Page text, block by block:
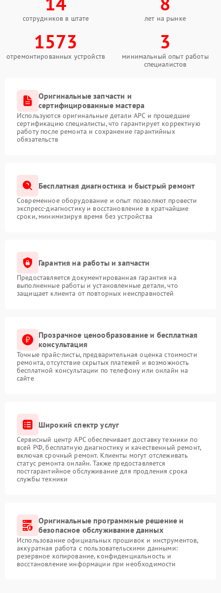
сотрудников в штате лет на рынке
1573
отремонтированных устройств
3
минимальный опыт работы
специалистов
Оригинальные запчасти и
сертифицированные мастера
Используются оригинальные детали APC и прошедшие
сертификацию специалисты, что гарантирует корректную
работу после ремонта и сохранение гарантийных
обязательств
Бесплатная диагностика и быстрый ремонт
Современное оборудование и опыт позволяют провести
экспресс-диагностику и восстановление в кратчайшие
сроки, минимизируя время без устройства
Гарантия на работы и запчасти
Предоставляется документированная гарантия на
выполненные работы и установленные детали, что
защищает клиента от повторных неисправностей
Прозрачное ценообразование и бесплатная
консультация
Точные прайс-листы, предварительная оценка стоимости
ремонта, отсутствие скрытых платежей и возможность
бесплатной консультации по телефону или онлайн на
сайте
Широкий спектр услуг
Сервисный центр APC обеспечивает доставку техники по
всей РФ, бесплатную диагностику и качественный ремонт,
включая срочный ремонт. Клиенты могут отслеживать
статус ремонта онлайн. Также предоставляется
постгарантийное обслуживание для продления срока
службы техники
Оригинальные программные решение и
безопасное обслуживание данных
Использование официальных прошивок и инструментов,
аккуратная работа с пользовательскими данными:
резервное копирование, конфиденциальность и
восстановление информации при необходимости